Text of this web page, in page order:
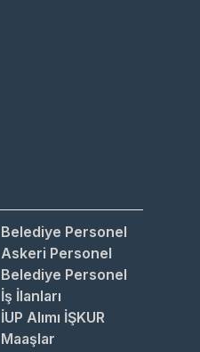
Belediye Personel
Askeri Personel
Belediye Personel
İş İlanları
İUP Alımı İŞKUR
Maaşlar